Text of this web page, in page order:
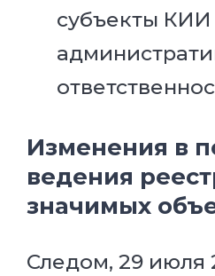
субъекты КИИ
Изменения в
ведения
значимых
Следом, 29 июля